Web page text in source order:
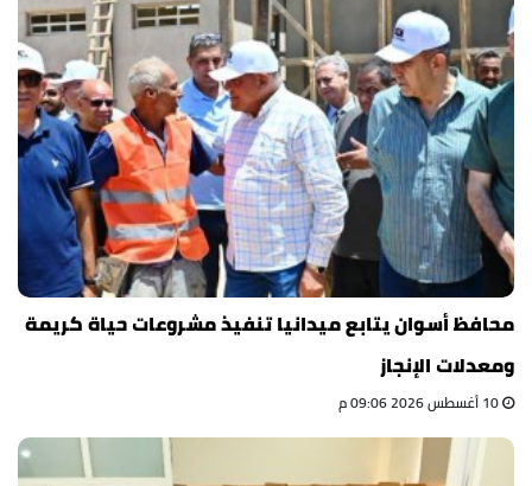
محافظ أسوان يتابع ميدانيا تنفيذ مشروعات حياة كريمة
ومعدلات الإنجاز